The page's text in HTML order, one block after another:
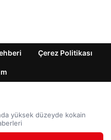
Çerez Politikası
yüksek düzeyde kokain